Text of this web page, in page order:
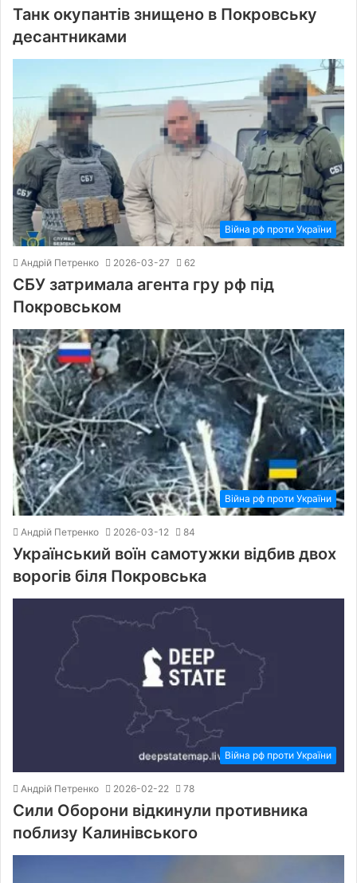
Танк окупантів знищено в Покровську
десантниками
Війна рф проти України
Андрій Петренко 2026-03-27 62
СБУ затримала агента гру рф під
Покровськом
Війна рф проти України
Андрій Петренко 2026-03-12 84
Український воїн самотужки відбив двох
ворогів біля Покровська
Війна рф проти України
Андрій Петренко 2026-02-22 78
Сили Оборони відкинули противника
поблизу Калинівського